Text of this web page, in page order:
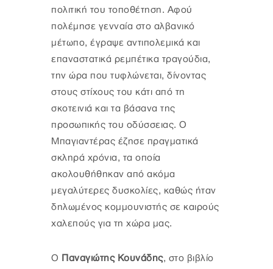
πολιτική του τοποθέτηση. Αφού
πολέμησε γενναία στο αλβανικό
μέτωπο, έγραψε αντιπολεμικά και
επαναστατικά ρεμπέτικα τραγούδια,
την ώρα που τυφλώνεται, δίνοντας
στους στίχους του κάτι από τη
σκοτεινιά και τα βάσανα της
προσωπικής του οδύσσειας. Ο
Μπαγιαντέρας έζησε πραγματικά
σκληρά χρόνια, τα οποία
ακολουθήθηκαν από ακόμα
μεγαλύτερες δυσκολίες, καθώς ήταν
δηλωμένος κομμουνιστής σε καιρούς
χαλεπούς για τη χώρα μας.
Ο Παναγιώτης Κουνάδης, στο βιβλίο